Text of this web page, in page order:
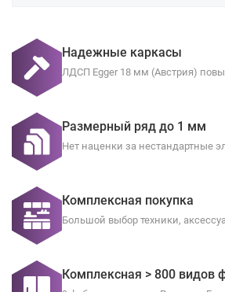
Надежные каркасы
ЛДСП Egger 18 мм (Австрия)
Размерный ряд до 1 мм
Нет наценки за нестандартные
Комплексная покупка
Большой выбор техники,
Комплексная > 800 видов